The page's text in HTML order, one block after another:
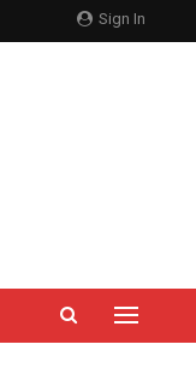
Sign In